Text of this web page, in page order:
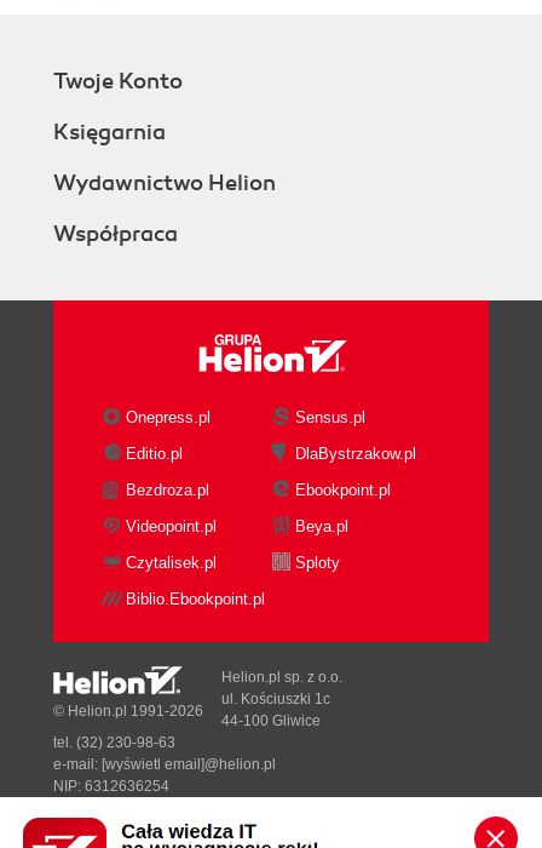
Twoje Konto
Księgarnia
Wydawnictwo Helion
Współpraca
Onepress.pl
Sensus.pl
Editio.pl
DlaBystrzakow.pl
Bezdroza.pl
Ebookpoint.pl
Videopoint.pl
Beya.pl
Czytalisek.pl
Sploty
Biblio.Ebookpoint.pl
Designed with ♥ byTonik.pl
© Helion.pl 1991-2026
Helion.pl sp. z o.o.
ul. Kościuszki 1c
44-100 Gliwice
tel. (32) 230-98-63
e-mail: [wyświetl email]@helion.pl
NIP: 6312636254